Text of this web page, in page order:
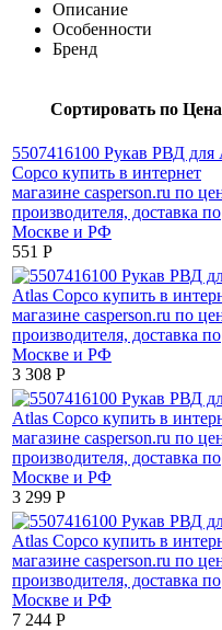
Описание
Особенности
Бренд
Сортировать по Цена
‍551‍ Р
3 308 Р
3 299 Р
7 244 Р